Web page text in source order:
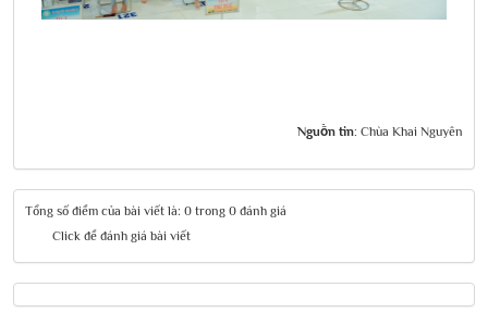
Nguồn tin: Chùa Khai Nguyên
Tổng số điểm của bài viết là: 0 trong 0 đánh giá
Click để đánh giá bài viết